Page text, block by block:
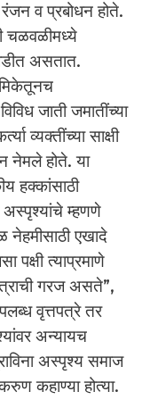
व प्रबोधन होते.
चळवळीमध्ये
असतात.
जाती जमातींच्या
व्यक्तींच्या साक्षी
नेमले होते. या
हक्कांसाठी
अस्पृश्यांचे म्हणणे
नेहमीसाठी एखादे
त्याप्रमाणे
गरज असते”,
वृत्तपत्रे तर
अन्यायच
अस्पृश्य समाज
कहाण्या होत्या.